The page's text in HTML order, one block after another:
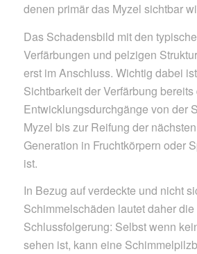
denen primär das Myzel sichtbar
Das Schadensbild mit den
Verfärbungen und pelzigen
erst im Anschluss. Wichtig dabei
Sichtbarkeit der Verfärbung bereits
Entwicklungsdurchgänge von der
Myzel bis zur Reifung der
Generation in Fruchtkörpern oder
ist.
In Bezug auf verdeckte und nicht
Schimmelschäden lautet daher
Schlussfolgerung: Selbst wenn
sehen ist, kann eine